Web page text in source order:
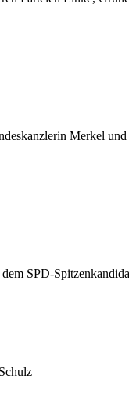
Merkel
SPD-